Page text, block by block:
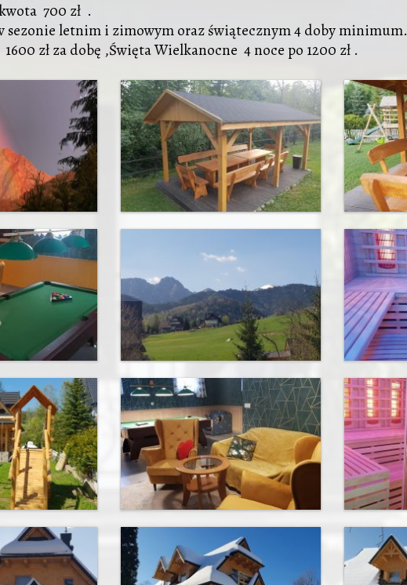
700 zł .
letnim i zimowym oraz świątecznym 4 doby minimum.
zł za dobę ,Święta Wielkanocne 4 noce po 1200 zł .